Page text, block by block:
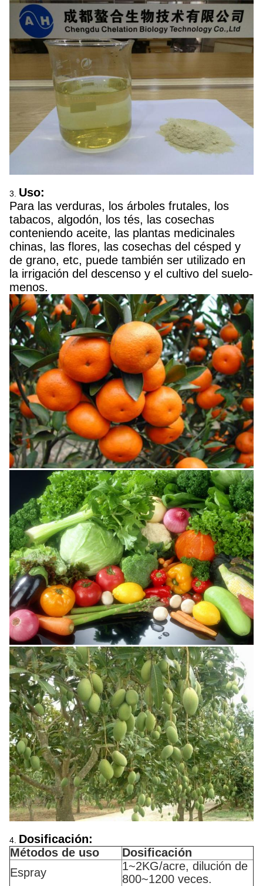
3. Uso:
Para las verduras, los árboles frutales, los
tabacos, algodón, los tés, las cosechas
conteniendo aceite, las plantas medicinales
chinas, las flores, las cosechas del césped y
de grano, etc, puede también ser utilizado en
la irrigación del descenso y el cultivo del suelo-
menos.
4. Dosificación:
Métodos de uso
Dosificación
Espray
1~2KG/acre, dilución de
800~1200 veces.